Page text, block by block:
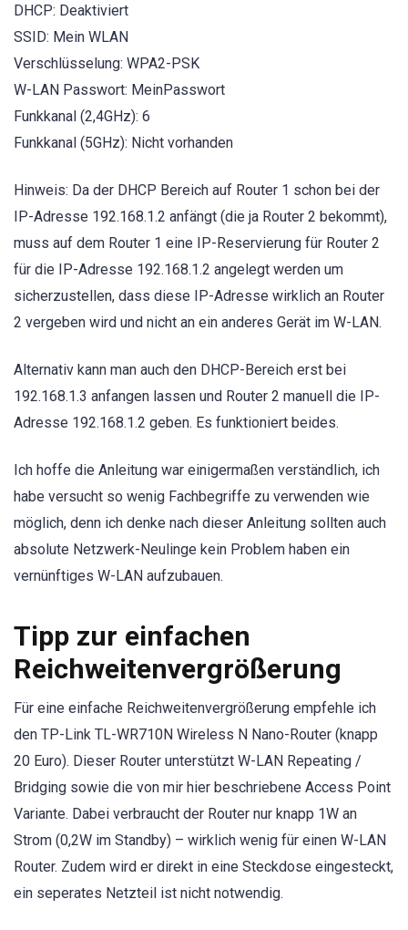
DHCP: Deaktiviert
SSID: Mein WLAN
Verschlüsselung: WPA2-PSK
W-LAN Passwort: MeinPasswort
Funkkanal (2,4GHz): 6
Funkkanal (5GHz): Nicht vorhanden
Hinweis: Da der DHCP Bereich auf Router 1 schon bei der
IP-Adresse 192.168.1.2 anfängt (die ja Router 2 bekommt),
muss auf dem Router 1 eine IP-Reservierung für Router 2
für die IP-Adresse 192.168.1.2 angelegt werden um
sicherzustellen, dass diese IP-Adresse wirklich an Router
2 vergeben wird und nicht an ein anderes Gerät im W-LAN.
Alternativ kann man auch den DHCP-Bereich erst bei
192.168.1.3 anfangen lassen und Router 2 manuell die IP-
Adresse 192.168.1.2 geben. Es funktioniert beides.
Ich hoffe die Anleitung war einigermaßen verständlich, ich
habe versucht so wenig Fachbegriffe zu verwenden wie
möglich, denn ich denke nach dieser Anleitung sollten auch
absolute Netzwerk-Neulinge kein Problem haben ein
vernünftiges W-LAN aufzubauen.
Tipp zur einfachen
Reichweitenvergrößerung
Für eine einfache Reichweitenvergrößerung empfehle ich
den TP-Link TL-WR710N Wireless N Nano-Router (knapp
20 Euro). Dieser Router unterstützt W-LAN Repeating /
Bridging sowie die von mir hier beschriebene Access Point
Variante. Dabei verbraucht der Router nur knapp 1W an
Strom (0,2W im Standby) – wirklich wenig für einen W-LAN
Router. Zudem wird er direkt in eine Steckdose eingesteckt,
ein seperates Netzteil ist nicht notwendig.